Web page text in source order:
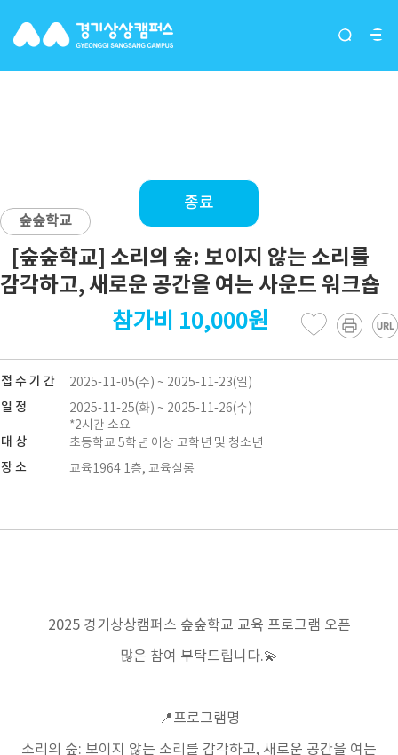
[숲숲학교] 소리의 숲: 보이지
종료
숲숲학교
[숲숲학교] 소리의 숲: 보이지 않는 소리를
감각하고, 새로운 공간을 여는 사운드 워크숍
참가비 10,000원
접 수 기 간 2025-11-05(수) ~ 2025-11-23(일)
일 정
2025-11-25(화) ~ 2025-11-26(수)
*2시간 소요
대 상 초등학교 5학년 이상 고학년 및 청소년
장 소 교육1964 1층, 교육살롱
2025 경기상상캠퍼스 숲숲학교 교육 프로그램 오픈
많은 참여 부탁드립니다.💫
📍프로그램명
소리의 숲: 보이지 않는 소리를 감각하고, 새로운 공간을 여는